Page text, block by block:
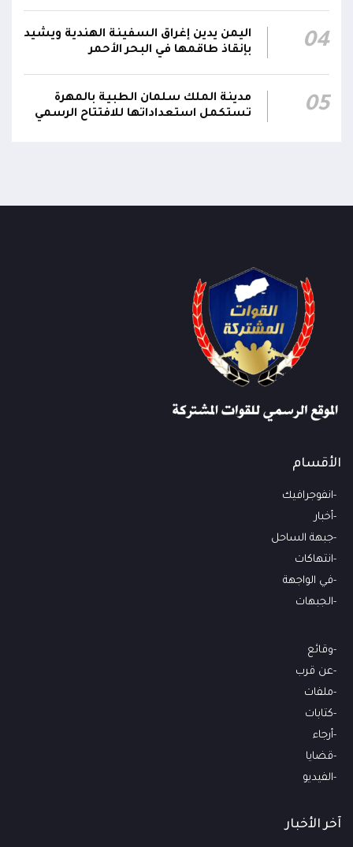
04
اليمن يدين إغراق السفينة الهندية ويشيد
بإنقاذ طاقمها في البحر الأحمر
05
مدينة الملك سلمان الطبية بالمهرة
تستكمل استعداداتها للافتتاح الرسمي
الأقسام
انفوجرافيك
أخبار
جبهة الساحل
انتهاكات
في الواجهة
الجبهات
وقائع
عن قرب
ملفات
كتابات
أرجاء
قضايا
الفيديو
آخر الأخبار